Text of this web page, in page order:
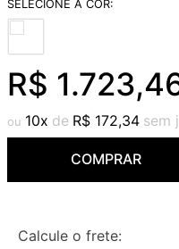
R$ 1.723,
10 R$ 172,34
COMPRAR
Calcule o frete: